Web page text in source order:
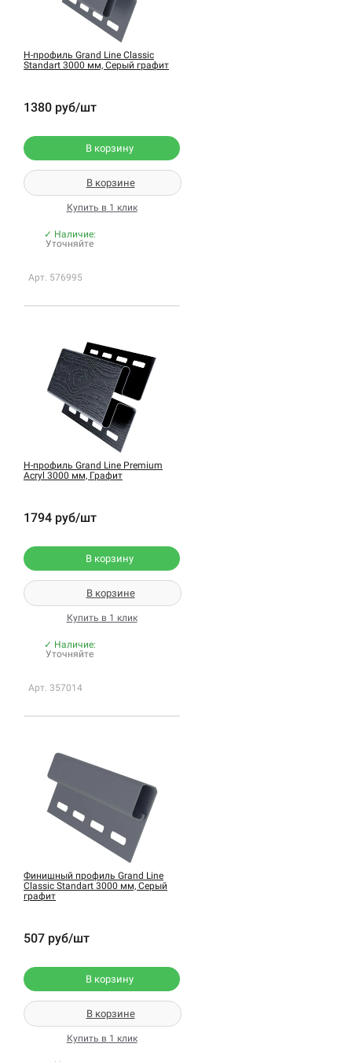
H-профиль Grand Line Classic
Standart 3000 мм, Серый графит
1380 руб/шт
В корзину
В корзине
Купить в 1 клик
✓ Наличие:
Уточняйте
Арт. 576995
H-профиль Grand Line Premium
Acryl 3000 мм, Графит
1794 руб/шт
В корзину
В корзине
Купить в 1 клик
✓ Наличие:
Уточняйте
Арт. 357014
Финишный профиль Grand Line
Classic Standart 3000 мм, Серый
графит
507 руб/шт
В корзину
В корзине
Купить в 1 клик